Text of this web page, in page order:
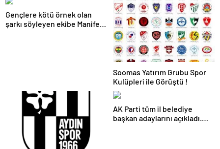
Gençlere kötü örnek olan
şarkı söyleyen ekibe Manifest
Soomas Yatırım Grubu Spor
Kulüpleri ile Görüştü !
AK Parti tüm il belediye
başkan adaylarını açıkladı.